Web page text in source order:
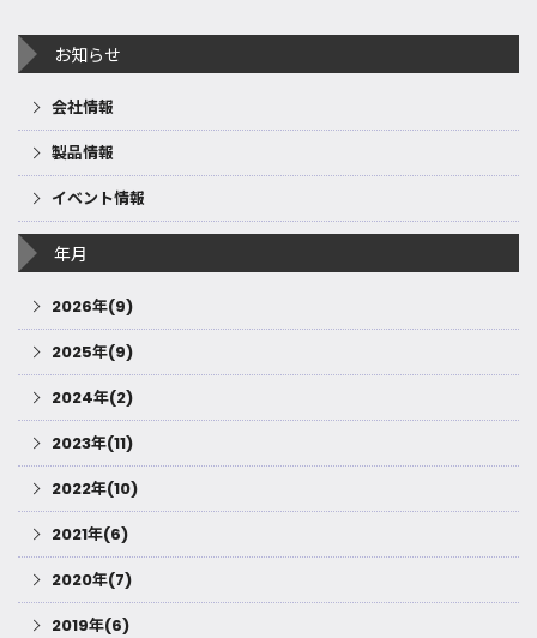
お知らせ
会社情報
製品情報
イベント情報
年月
2026年(9)
2025年(9)
2024年(2)
2023年(11)
2022年(10)
2021年(6)
2020年(7)
2019年(6)